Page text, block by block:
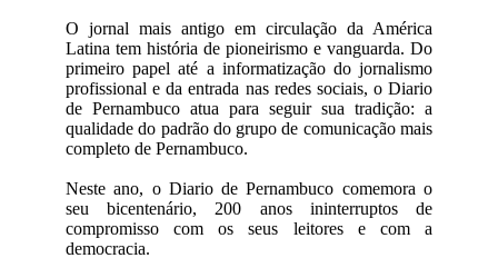
O jornal mais antigo em circulação da América
Latina tem história de pioneirismo e vanguarda. Do
primeiro papel até a informatização do jornalismo
profissional e da entrada nas redes sociais, o Diario
de Pernambuco atua para seguir sua tradição: a
qualidade do padrão do grupo de comunicação mais
completo de Pernambuco.
Neste ano, o Diario de Pernambuco comemora o
seu bicentenário, 200 anos ininterruptos de
compromisso com os seus leitores e com a
democracia.